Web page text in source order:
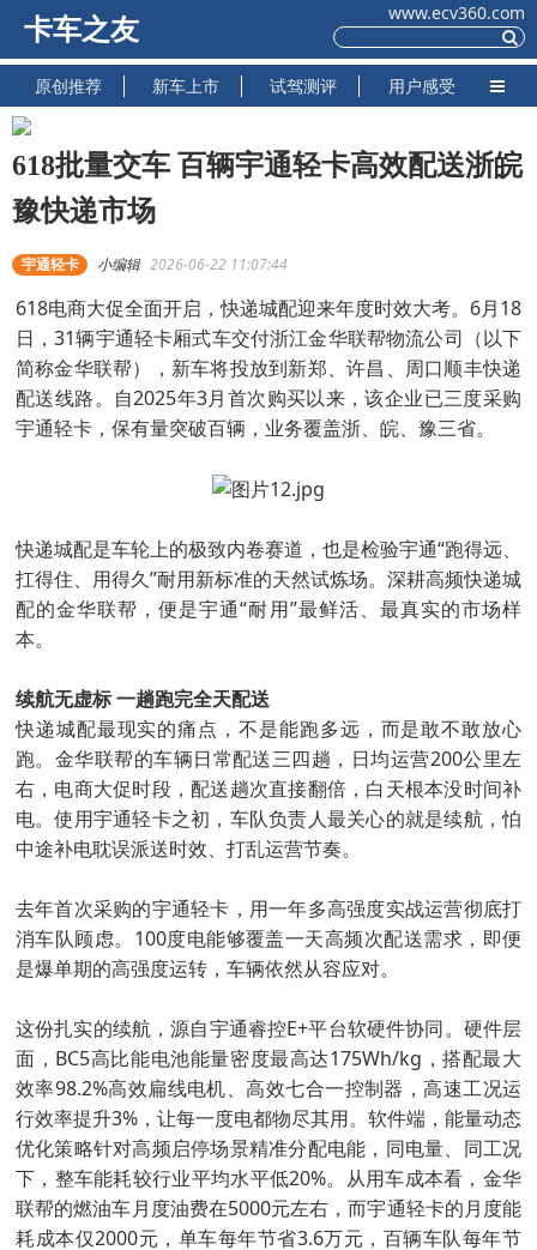
卡车之友
www.ecv360.com
原创推荐 新车上市 试驾测评 用户感受
618批量交车 百辆宇通轻卡高效配送浙皖
豫快递市场
宇通轻卡 小编辑 2026-06-22 11:07:44
618电商大促全面开启，快递城配迎来年度时效大考。6月18
日，31辆宇通轻卡厢式车交付浙江金华联帮物流公司（以下
简称金华联帮），新车将投放到新郑、许昌、周口顺丰快递
配送线路。自2025年3月首次购买以来，该企业已三度采购
宇通轻卡，保有量突破百辆，业务覆盖浙、皖、豫三省。
快递城配是车轮上的极致内卷赛道，也是检验宇通“跑得远、
扛得住、用得久”耐用新标准的天然试炼场。深耕高频快递城
配的金华联帮，便是宇通“耐用”最鲜活、最真实的市场样
本。
续航无虚标 一趟跑完全天配送
快递城配最现实的痛点，不是能跑多远，而是敢不敢放心
跑。金华联帮的车辆日常配送三四趟，日均运营200公里左
右，电商大促时段，配送趟次直接翻倍，白天根本没时间补
电。使用宇通轻卡之初，车队负责人最关心的就是续航，怕
中途补电耽误派送时效、打乱运营节奏。
去年首次采购的宇通轻卡，用一年多高强度实战运营彻底打
消车队顾虑。100度电能够覆盖一天高频次配送需求，即便
是爆单期的高强度运转，车辆依然从容应对。
这份扎实的续航，源自宇通睿控E+平台软硬件协同。硬件层
面，BC5高比能电池能量密度最高达175Wh/kg，搭配最大
效率98.2%高效扁线电机、高效七合一控制器，高速工况运
行效率提升3%，让每一度电都物尽其用。软件端，能量动态
优化策略针对高频启停场景精准分配电能，同电量、同工况
下，整车能耗较行业平均水平低20%。从用车成本看，金华
联帮的燃油车月度油费在5000元左右，而宇通轻卡的月度能
耗成本仅2000元，单车每年节省3.6万元，百辆车队每年节